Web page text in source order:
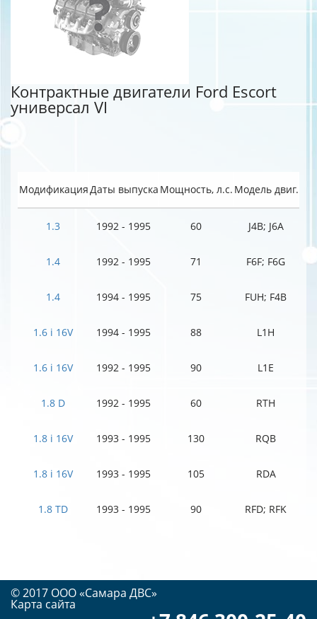
Контрактные двигатели Ford Escort
универсал VI
МодификацияДаты выпуска Мощность, л.с. Модель двиг.
1.3 1992 - 1995 60 J4B; J6A
1.4 1992 - 1995 71 F6F; F6G
1.4 1994 - 1995 75 FUH; F4B
1.6 i 16V 1994 - 1995 88 L1H
1.6 i 16V 1992 - 1995 90 L1E
1.8 D 1992 - 1995 60 RTH
1.8 i 16V 1993 - 1995 130 RQB
1.8 i 16V 1993 - 1995 105 RDA
1.8 TD 1993 - 1995 90 RFD; RFK
© 2017 OOO «Самара ДВС»
Карта сайта